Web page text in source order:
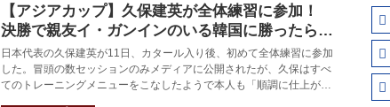
【アジアカップ】久保建英が全体練習に参加！
決勝で親友イ・ガンインのいる韓国に勝ったら
「CLのラウンド16初戦は引き分けでもいいかな
（笑）」
日本代表の久保建英が11日、カタール入り後、初めて全体練習に参加
した。冒頭の数セッションのみメディアに公開されたが、久保はすべ
てのトレーニングメニューをこなしたようで本人も「順調に仕上がっ